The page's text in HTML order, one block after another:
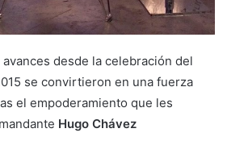
desde la celebración del
se convirtieron en una fuerza
el empoderamiento que les
Hugo Chávez